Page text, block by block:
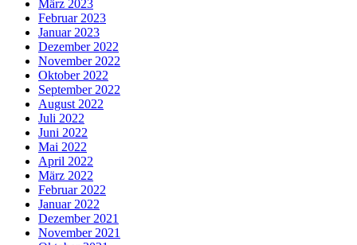
März 2023
Februar 2023
Januar 2023
Dezember 2022
November 2022
Oktober 2022
September 2022
August 2022
Juli 2022
Juni 2022
Mai 2022
April 2022
März 2022
Februar 2022
Januar 2022
Dezember 2021
November 2021